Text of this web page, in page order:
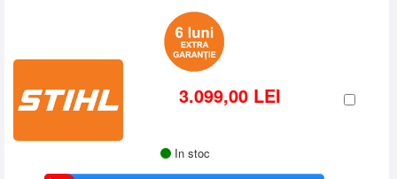
3.099,00 LEI
In stoc